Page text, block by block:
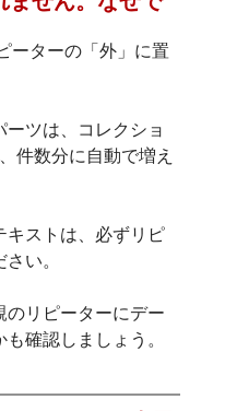
ーターの「外」に置
ツは、コレクショ
件数分に自動で増え
キストは、必ずリピ
い。
のリピーターにデー
確認しましょう。